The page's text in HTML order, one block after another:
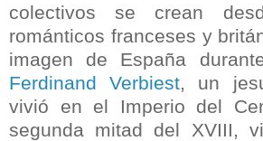
colectivos se crean
románticos franceses y
imagen de España
Ferdinand Verbiest, un
vivió en el Imperio del
segunda mitad del XVIII,